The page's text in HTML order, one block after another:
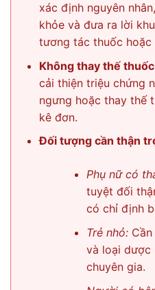
xác định nguyên
khỏe và đưa ra lời
tương tác thuốc hoặc
Không thay thế
cải thiện triệu chứng
ngưng hoặc thay thế
kê đơn.
Đối tượng cần thận
Phụ nữ có
tuyệt đối
có chỉ định
Trẻ nhỏ:Cần
và loại dược
chuyên gia.